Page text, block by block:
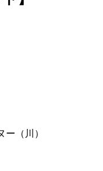
（川）